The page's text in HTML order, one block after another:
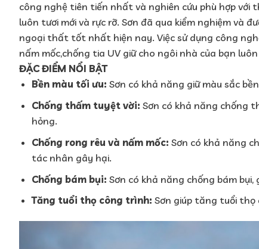
công nghệ tiên tiến nhất và nghiên cứu phù hợp với
luôn tươi mới và rực rỡ. Sơn đã qua kiểm nghiệm và
ngoại thất tốt nhất hiện nay. Việc sử dụng công
nấm mốc,chống tia UV giữ cho ngôi nhà của bạn
ĐẶC ĐIỂM NỔI BẬT
Bền màu tối ưu: Sơn có khả năng giữ màu sắc
Chống thấm tuyệt vời: Sơn có khả năng chống
hỏng.
Chống rong rêu và nấm mốc: Sơn có khả năng
tác nhân gây hại.
Chống bám bụi: Sơn có khả năng chống bám
Tăng tuổi thọ công trình: Sơn giúp tăng tuổi